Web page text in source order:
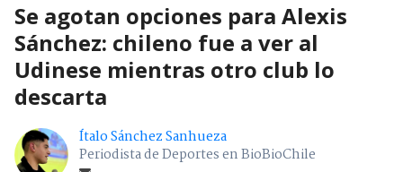
Se agotan opciones para Alexis
Sánchez: chileno fue a ver al
Udinese mientras otro club lo
descarta
Ítalo Sánchez Sanhueza
Periodista de Deportes en BioBioChile